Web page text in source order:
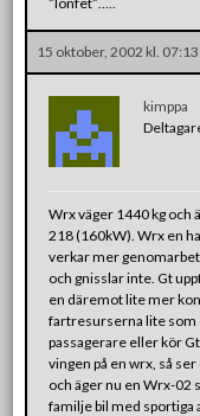
15 oktober, 2002 kl. 07:13
kimppa
Wrx väger 1440 kg och
218 (160kW). Wrx en
verkar mer
och gnisslar inte. Gt
en däremot lite mer
fartresurserna lite som
passagerare eller kör
vingen på en wrx, så
och äger nu en Wrx-02
familje bil med sportiga